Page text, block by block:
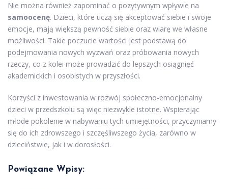
Nie można również zapominać o pozytywnym wpływie na
samoocenę. Dzieci, które uczą się akceptować siebie i swoje
emocje, mają większą pewność siebie oraz wiarę we własne
możliwości. Takie poczucie wartości jest podstawą do
podejmowania nowych wyzwań oraz próbowania nowych
rzeczy, co z kolei może prowadzić do lepszych osiągnięć
akademickich i osobistych w przyszłości.
Korzyści z inwestowania w rozwój społeczno-emocjonalny
dzieci w przedszkolu są więc niezwykle istotne. Wspierając
młode pokolenie w nabywaniu tych umiejętności, przyczyniamy
się do ich zdrowszego i szczęśliwszego życia, zarówno w
dzieciństwie, jak i w dorosłości.
Powiązane Wpisy: